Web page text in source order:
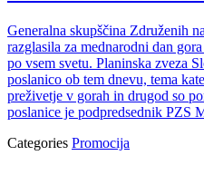
Generalna skupščina Združenih
razglasila za mednarodni dan
po vsem svetu. Planinska zveza
poslanico ob tem dnevu, tema
preživetje v gorah in drugod so
poslanice je podpredsednik PZS
Categories Promocija